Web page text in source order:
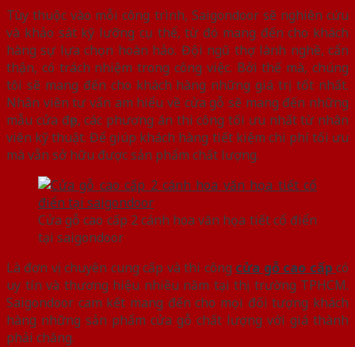
Tùy thuộc vào mỗi công trình, Saigondoor sẽ nghiên cứu
và khảo sát kỹ lưỡng cụ thể, từ đó mang đến cho khách
hàng sự lựa chọn hoàn hảo. Đội ngũ thợ lành nghề, cẩn
thận, có trách nhiệm trong công việc. Bởi thế mà, chúng
tôi sẽ mang đến cho khách hàng những giá trị tốt nhất.
Nhân viên tư vấn am hiểu về cửa gỗ sẽ mang đến những
mẫu cửa đẹp, các phương án thi công tối ưu nhất từ nhân
viên kỹ thuật. Để giúp khách hàng tiết kiệm chi phí tối ưu
mà vẫn sở hữu được sản phẩm chất lượng.
Cửa gỗ cao cấp 2 cánh hoa văn họa tiết cổ điển
tại saigondoor
Là đơn vị chuyên cung cấp và thi công cửa gỗ cao cấp có
uy tín và thương hiệu nhiều năm tại thị trường TPHCM.
Saigondoor cam kết mang đến cho mọi đối tượng khách
hàng những sản phẩm cửa gỗ chất lượng với giá thành
phải chăng.